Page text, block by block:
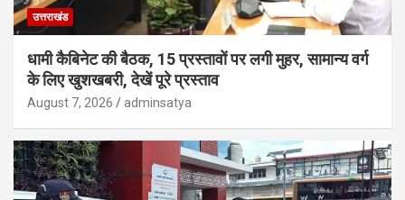
उत्तराखंड
धामी कैबिनेट की बैठक, 15 प्रस्तावों पर लगी मुहर, सामान्य वर्ग
के लिए खुशखबरी, देखें पूरे प्रस्ताव
August 7, 2026 adminsatya